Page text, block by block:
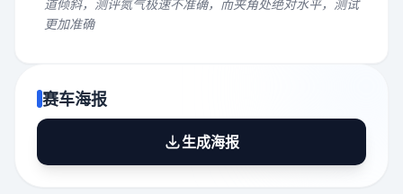
道倾斜，测评氮气极速不准确，而夹角处绝对水平，测试
更加准确
赛车海报
生成海报